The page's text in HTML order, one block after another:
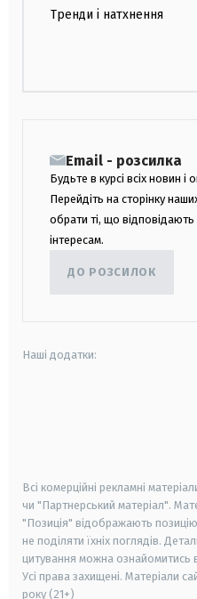
Тренди і натхнення
Email - розсилка
Будьте в курсі всіх новин і
Перейдіть на сторінку
обрати ті, що
інтересам.
ДО РОЗСИЛОК
Наші додатки:
Всі комерційні рекламні
чи "Партнерський матеріал".
"Позиція" відображають
не поділяти їхніх поглядів.
цитування можна ознайомитись
Усі права захищені. Матеріали
року (21+)